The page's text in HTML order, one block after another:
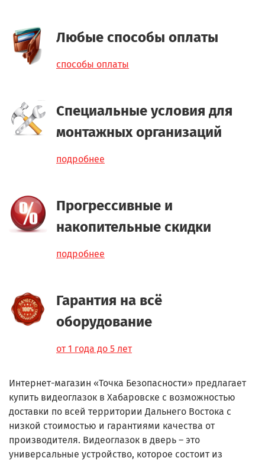
Любые способы оплаты
способы оплаты
Специальные условия для
монтажных организаций
подробнее
Прогрессивные и
накопительные скидки
подробнее
Гарантия на всё
оборудование
от 1 года до 5 лет
Интернет-магазин «Точка Безопасности» предлагает
купить видеоглазок в Хабаровске с возможностью
доставки по всей территории Дальнего Востока с
низкой стоимостью и гарантиями качества от
производителя. Видеоглазок в дверь – это
универсальные устройство, которое состоит из